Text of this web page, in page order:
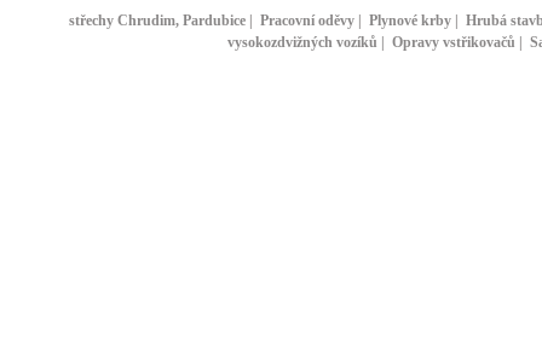
střechy Chrudim, Pardubice| Pracovní oděvy| Plynové krby| Hrubá
vysokozdvižných vozíků
Opravy vstřikovačů